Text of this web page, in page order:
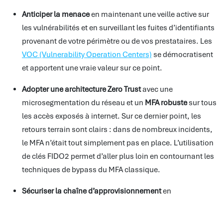
Anticiper la menaceen maintenant une veille active sur
les vulnérabilités et en surveillant les fuites d’identifiants
provenant de votre périmètre ou de vos prestataires. Les
VOC (Vulnerability Operation Centers) se démocratisent
et apportent une vraie valeur sur ce point.
Adopter une architecture Zero Trustavec une
microsegmentation du réseau et un MFA robustesur tous
les accès exposés à internet. Sur ce dernier point, les
retours terrain sont clairs : dans de nombreux incidents,
le MFA n’était tout simplement pas en place. L’utilisation
de clés FIDO2 permet d’aller plus loin en contournant les
techniques de bypass du MFA classique.
Sécuriser la chaîne d’approvisionnementen